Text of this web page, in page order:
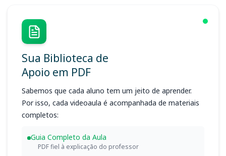
Sua Biblioteca de
Apoio em PDF
Sabemos que cada aluno tem um jeito de aprender.
Por isso, cada videoaula é acompanhada de materiais
completos:
Guia Completo da Aula
PDF fiel à explicação do professor